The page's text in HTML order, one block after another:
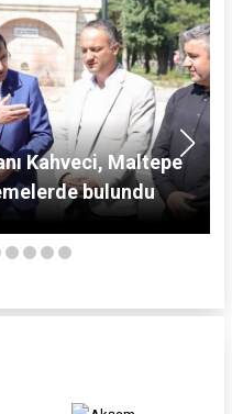
Rüzgarı